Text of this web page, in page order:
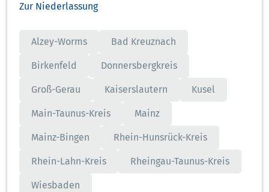
Zur Niederlassung
Alzey-Worms Bad Kreuznach
Birkenfeld Donnersbergkreis
Groß-Gerau Kaiserslautern Kusel
Main-Taunus-Kreis Mainz
Mainz-Bingen Rhein-Hunsrück-Kreis
Rhein-Lahn-Kreis Rheingau-Taunus-Kreis
Wiesbaden